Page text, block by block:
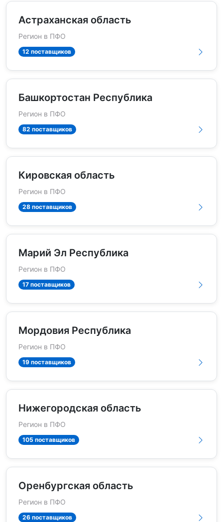
Астраханская область
Регион в ПФО
12 поставщиков
Башкортостан Республика
Регион в ПФО
82 поставщиков
Кировская область
Регион в ПФО
28 поставщиков
Марий Эл Республика
Регион в ПФО
17 поставщиков
Мордовия Республика
Регион в ПФО
19 поставщиков
Нижегородская область
Регион в ПФО
105 поставщиков
Оренбургская область
Регион в ПФО
26 поставщиков